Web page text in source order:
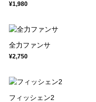
¥1,980
全力ファンサ
¥2,750
フィッシェン2